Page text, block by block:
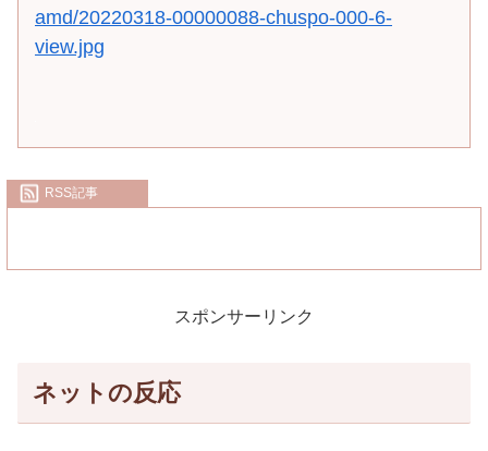
amd/20220318-00000088-chuspo-000-6-
view.jpg
RSS記事
スポンサーリンク
ネットの反応